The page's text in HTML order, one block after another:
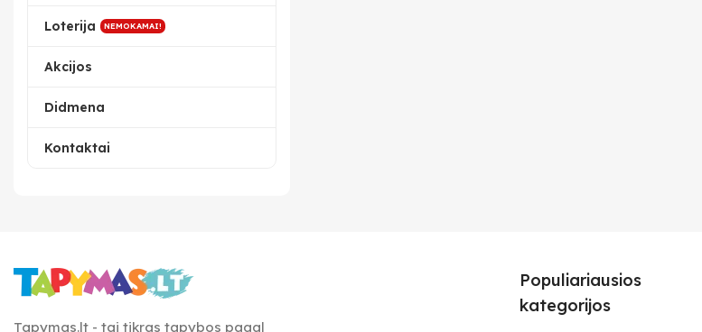
Loterija NEMOKAMAI!
Akcijos
Didmena
Kontaktai
Tapymas.lt - tai tikras tapybos pagal
Populiariausios
kategorijos